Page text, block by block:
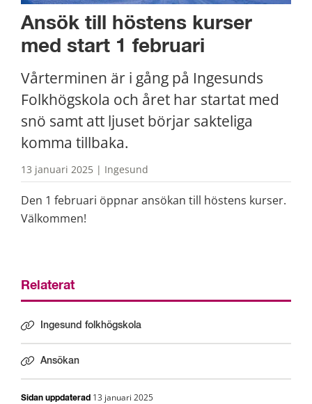
Ansök till höstens kurser
med start 1 februari
Vårterminen är i gång på Ingesunds
Folkhögskola och året har startat med
snö samt att ljuset börjar sakteliga
komma tillbaka.
13 januari 2025 | Ingesund
Den 1 februari öppnar ansökan till höstens kurser.
Välkommen!
Relaterat
Ingesund folkhögskola
Ansökan
Sidan uppdaterad 13 januari 2025